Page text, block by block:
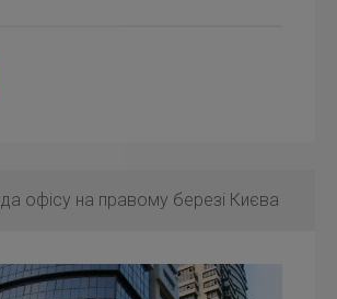
офісу на правому березі Києва